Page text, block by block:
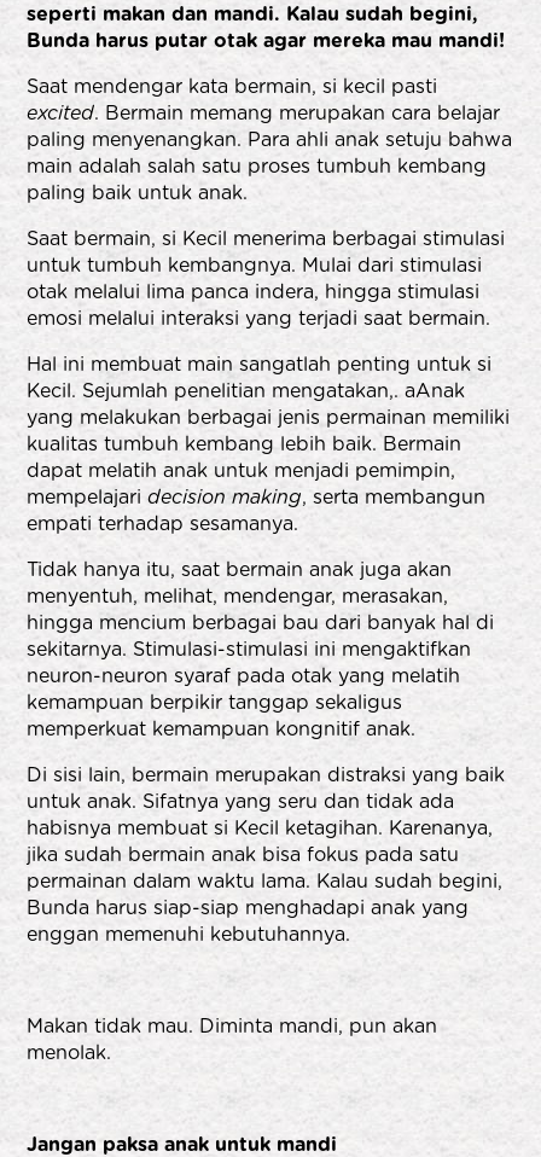
seperti makan dan mandi. Kalau sudah begini,
Bunda harus putar otak agar mereka mau mandi!
Saat mendengar kata bermain, si kecil pasti
excited. Bermain memang merupakan cara belajar
paling menyenangkan. Para ahli anak setuju bahwa
main adalah salah satu proses tumbuh kembang
paling baik untuk anak.
Saat bermain, si Kecil menerima berbagai stimulasi
untuk tumbuh kembangnya. Mulai dari stimulasi
otak melalui lima panca indera, hingga stimulasi
emosi melalui interaksi yang terjadi saat bermain.
Hal ini membuat main sangatlah penting untuk si
Kecil. Sejumlah penelitian mengatakan,. aAnak
yang melakukan berbagai jenis permainan memiliki
kualitas tumbuh kembang lebih baik. Bermain
dapat melatih anak untuk menjadi pemimpin,
mempelajaridecision making, serta membangun
empati terhadap sesamanya.
Tidak hanya itu, saat bermain anak juga akan
menyentuh, melihat, mendengar, merasakan,
hingga mencium berbagai bau dari banyak hal di
sekitarnya. Stimulasi-stimulasi ini mengaktifkan
neuron-neuron syaraf pada otak yang melatih
kemampuan berpikir tanggap sekaligus
memperkuat kemampuan kongnitif anak.
Di sisi lain, bermain merupakan distraksi yang baik
untuk anak. Sifatnya yang seru dan tidak ada
habisnya membuat si Kecil ketagihan. Karenanya,
jika sudah bermain anak bisa fokus pada satu
permainan dalam waktu lama. Kalau sudah begini,
Bunda harus siap-siap menghadapi anak yang
enggan memenuhi kebutuhannya.
Makan tidak mau. Diminta mandi, pun akan
menolak.
Jangan paksa anak untuk mandi